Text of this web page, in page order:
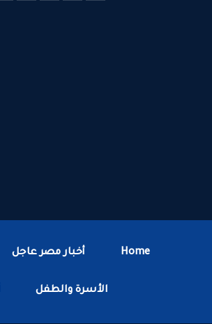
Home أخبار مصر عاجل
الأسرة والطفل